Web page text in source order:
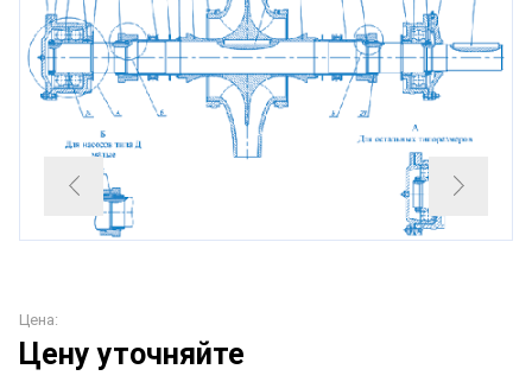
Цена:
Цену уточняйте